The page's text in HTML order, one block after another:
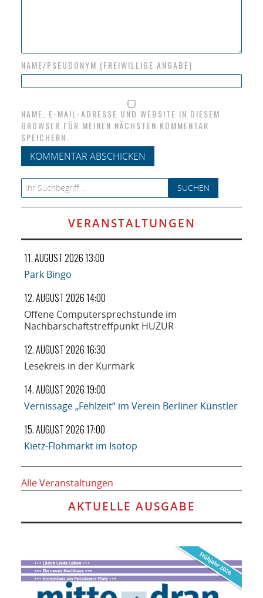
NAME/PSEUDONYM (FREIWILLIGE ANGABE)
NAME, E-MAIL-ADRESSE UND WEBSITE IN DIESEM
BROWSER FÜR MEINEN NÄCHSTEN KOMMENTAR
SPEICHERN.
Search for:
VERANSTALTUNGEN
11. AUGUST 2026 13:00
Park Bingo
12. AUGUST 2026 14:00
Offene Computersprechstunde im
Nachbarschaftstreffpunkt HUZUR
12. AUGUST 2026 16:30
Lesekreis in der Kurmark
14. AUGUST 2026 19:00
Vernissage „Fehlzeit“ im Verein Berliner Künstler
15. AUGUST 2026 17:00
Kietz-Flohmarkt im Isotop
Alle Veranstaltungen
AKTUELLE AUSGABE